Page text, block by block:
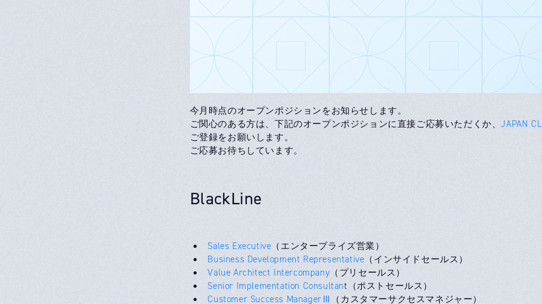
今月時点のオープンポジションをお知らせします。
ご関心のある方は、下記のオープンポジションに直接ご応募いただくか、JAPAN
ご登録をお願いします。
ご応募お待ちしています。
BlackLine
Sales Executive （エンタープライズ営業）
Business Development Representative （インサイドセールス）
Value Architect Intercompany （プリセールス）
Senior Implementation Consultant（ポストセールス）
Customer Success ManagerⅢ
（カスタマーサクセスマネジャー）